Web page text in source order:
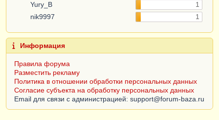
Yury_B
1
nik9997
1
Информация
Правила форума
Разместить рекламу
Политика в отношении обработки персональных данных
Согласие субъекта на обработку персональных данных
Email для связи с администрацией: